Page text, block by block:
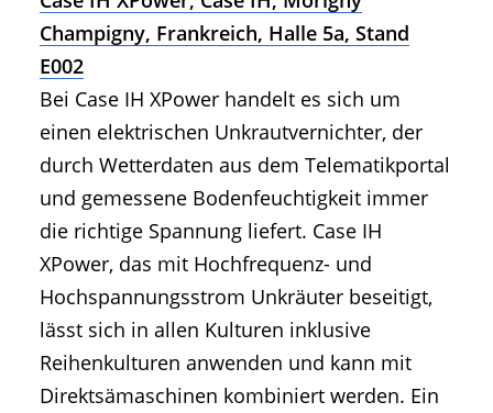
Champigny, Frankreich, Halle 5a, Stand
E002
Bei Case IH XPower handelt es sich um
einen elektrischen Unkrautvernichter, der
durch Wetterdaten aus dem Telematikportal
und gemessene Bodenfeuchtigkeit immer
die richtige Spannung liefert. Case IH
XPower, das mit Hochfrequenz- und
Hochspannungsstrom Unkräuter beseitigt,
lässt sich in allen Kulturen inklusive
Reihenkulturen anwenden und kann mit
Direktsämaschinen kombiniert werden. Ein